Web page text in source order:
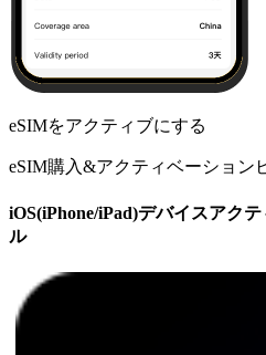
eSIMをアクティブにする
eSIM購入&アクティベーション
iOS(iPhone/iPad)デバイスアク
ル